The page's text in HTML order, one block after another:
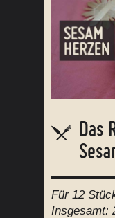
Das
Für 12
Insgesamt: